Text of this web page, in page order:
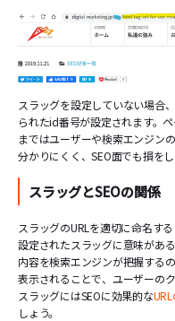
スラッグを設定していない場合
られたid番号が設定されます。
まではユーザーや検索エンジン
分かりにくく、SEO面でも損を
スラッグとSEOの関係
スラッグのURLを適切に命名す
設定されたスラッグに意味があ
内容を検索エンジンが把握する
表示されることで、ユーザーの
スラッグにはSEOに効果的な
しょう。